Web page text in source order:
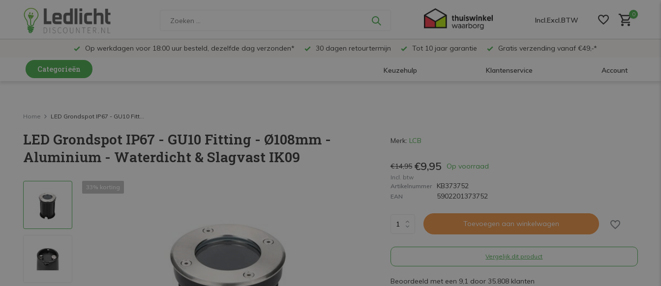
Incl.Excl.BTW
0
Op werkdagen voor 18:00 uur besteld, dezelfde dag verzonden* 30 dagen retourtermijn Tot 10 jaar garantie Gratis verzending vanaf €49,-*
Categorieën Keuzehulp Klantenservice Account
LED Railspots
LED Panelen
LED TL
LED Schijnwerpers
LED High Bay lampen
LED Buitenverlichting
Home LED Grondspot IP67 - GU10 Fitt...
LED Grondspot IP67 - GU10 Fitting - Ø108mm -
Aluminium - Waterdicht & Slagvast IK09
33% korting
Merk: LCB
€14,95 €9,95 Op voorraad
Incl. btw
Artikelnummer
KB373752
EAN 5902201373752
Toevoegen aan winkelwagen
Vergelijk dit product
Beoordeeld met een 9,1 door 35.808 klanten